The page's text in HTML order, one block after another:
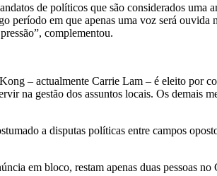
de políticos que são considerados
período em que apenas uma voz será
complementou.
– actualmente Carrie Lam – é eleito por
na gestão dos assuntos locais. Os demais
a disputas políticas entre campos
em bloco, restam apenas duas pessoas